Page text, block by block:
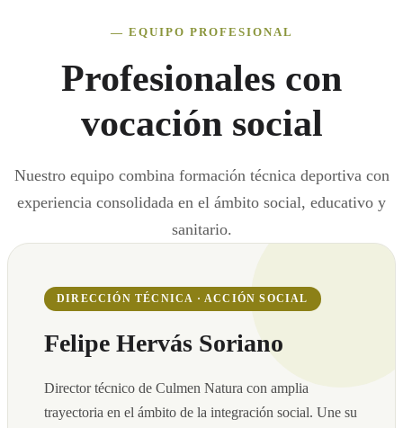
— EQUIPO PROFESIONAL
Profesionales con
vocación social
Nuestro equipo combina formación técnica deportiva con
experiencia consolidada en el ámbito social, educativo y
sanitario.
DIRECCIÓN TÉCNICA · ACCIÓN SOCIAL
Felipe Hervás Soriano
Director técnico de Culmen Natura con amplia
trayectoria en el ámbito de la integración social. Une su